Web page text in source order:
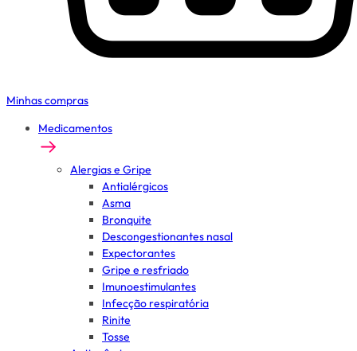
Minhas compras
Medicamentos
Alergias e Gripe
Antialérgicos
Asma
Bronquite
Descongestionantes nasal
Expectorantes
Gripe e resfriado
Imunoestimulantes
Infecção respiratória
Rinite
Tosse